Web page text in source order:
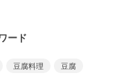
ード
豆腐料理 豆腐